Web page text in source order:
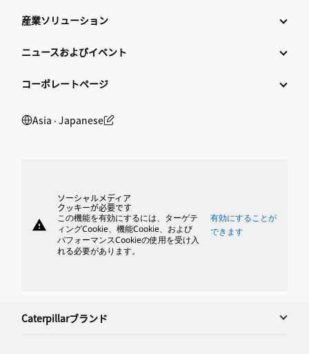
産業ソリューション
ニュースおよびイベント
コーポレートページ
Asia ‧ Japanese
warning
ソーシャルメディア
クッキーが必要です
この機能を有効にするには、ターゲテ
ィングCookie、機能Cookie、および
パフォーマンスCookieの使用を受け入
れる必要があります。
有効にすることが
できます
Caterpillarブランド